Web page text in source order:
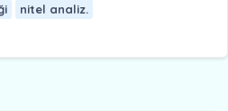
nitel analiz.